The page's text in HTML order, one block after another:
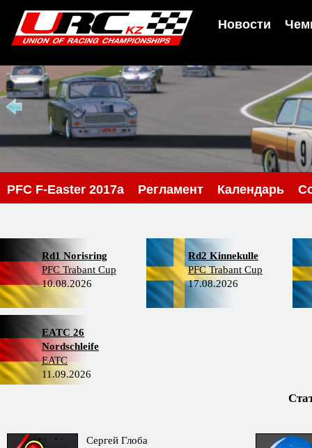
Новости
PFС F-Easter 2017a Регламент Календарь
Rd1 Norisring
PFC Trabant Cup
10.08.2026
Rd2 Kinnekulle
PFC Trabant Cup
17.08.2026
EATC 26
Nordschleife
EATC
11.09.2026
Сергей Глоба